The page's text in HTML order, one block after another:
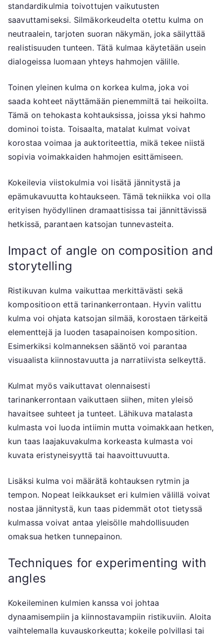
standardikulmia toivottujen vaikutusten
saavuttamiseksi. Silmäkorkeudelta otettu kulma on
neutraalein, tarjoten suoran näkymän, joka säilyttää
realistisuuden tunteen. Tätä kulmaa käytetään usein
dialogeissa luomaan yhteys hahmojen välille.
Toinen yleinen kulma on korkea kulma, joka voi
saada kohteet näyttämään pienemmiltä tai heikoilta.
Tämä on tehokasta kohtauksissa, joissa yksi hahmo
dominoi toista. Toisaalta, matalat kulmat voivat
korostaa voimaa ja auktoriteettia, mikä tekee niistä
sopivia voimakkaiden hahmojen esittämiseen.
Kokeilevia viistokulmia voi lisätä jännitystä ja
epämukavuutta kohtaukseen. Tämä tekniikka voi olla
erityisen hyödyllinen dramaattisissa tai jännittävissä
hetkissä, parantaen katsojan tunnevasteita.
Impact of angle on composition and
storytelling
Ristikuvan kulma vaikuttaa merkittävästi sekä
kompositioon että tarinankerrontaan. Hyvin valittu
kulma voi ohjata katsojan silmää, korostaen tärkeitä
elementtejä ja luoden tasapainoisen komposition.
Esimerkiksi kolmanneksen sääntö voi parantaa
visuaalista kiinnostavuutta ja narratiivista selkeyttä.
Kulmat myös vaikuttavat olennaisesti
tarinankerrontaan vaikuttaen siihen, miten yleisö
havaitsee suhteet ja tunteet. Lähikuva matalasta
kulmasta voi luoda intiimin mutta voimakkaan hetken,
kun taas laajakuvakulma korkeasta kulmasta voi
kuvata eristyneisyyttä tai haavoittuvuutta.
Lisäksi kulma voi määrätä kohtauksen rytmin ja
tempon. Nopeat leikkaukset eri kulmien välillä voivat
nostaa jännitystä, kun taas pidemmät otot tietyssä
kulmassa voivat antaa yleisölle mahdollisuuden
omaksua hetken tunnepainon.
Techniques for experimenting with
angles
Kokeileminen kulmien kanssa voi johtaa
dynaamisempiin ja kiinnostavampiin ristikuviin. Aloita
vaihtelemalla kuvauskorkeutta; kokeile polvillasi tai